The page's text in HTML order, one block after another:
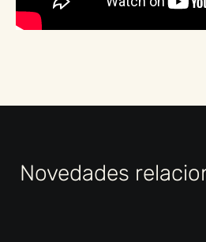
Novedades